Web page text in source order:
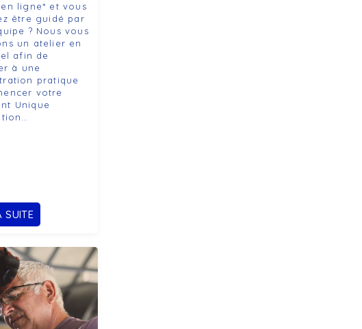
ligne* et vous
être guidé par
? Nous vous
un atelier en
afin de
à une
pratique
votre
Unique
SUITE